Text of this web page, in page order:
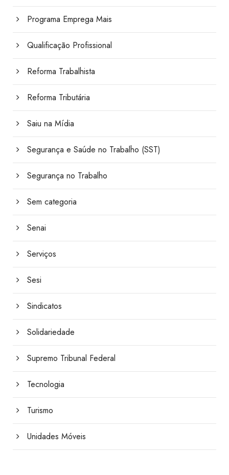
Programa Emprega Mais
Qualificação Profissional
Reforma Trabalhista
Reforma Tributária
Saiu na Mídia
Segurança e Saúde no Trabalho (SST)
Segurança no Trabalho
Sem categoria
Senai
Serviços
Sesi
Sindicatos
Solidariedade
Supremo Tribunal Federal
Tecnologia
Turismo
Unidades Móveis